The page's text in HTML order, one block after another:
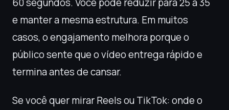
e manter a mesma estrutura. Em muitos
casos, o engajamento melhora porque o
público sente que o vídeo entrega rápido e
termina antes de cansar.
Se você quer mirar Reels ou TikTok: onde o